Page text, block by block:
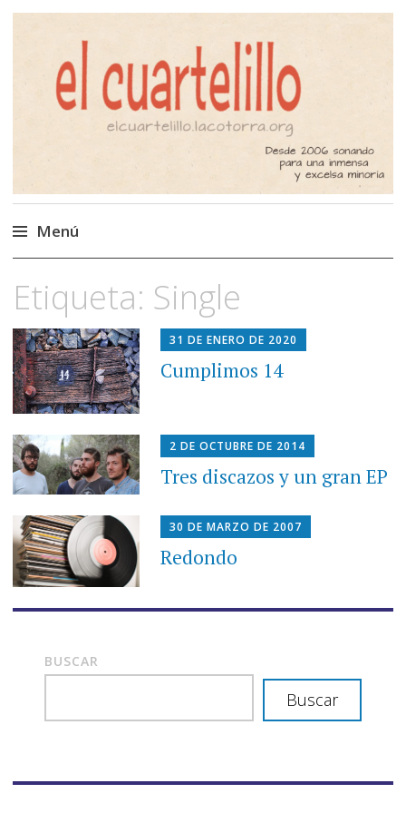
El Cuartelillo
Programa de radio de música
independiente. Podcast
Menú
al
contenido
Etiqueta: Single
31 DE ENERO DE 2020
Cumplimos 14
2 DE OCTUBRE DE 2014
Tres discazos y un gran EP
30 DE MARZO DE 2007
Redondo
BUSCAR
Buscar